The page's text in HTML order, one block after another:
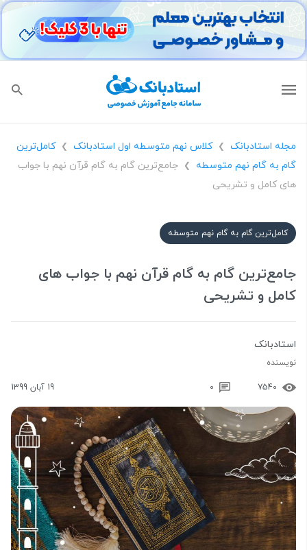
مجله استادبانک ❯ کلاس نهم متوسطه اول استادبانک ❯
کامل‌ترین
گام به گام نهم متوسطه
❯
جامع‌ترین گام به گام قرآن نهم با جواب
های کامل و تشریحی
کامل‌ترین گام به گام نهم متوسطه
جامع‌ترین گام به گام قرآن نهم با جواب های
کامل و تشریحی
استادبانک
نویسنده
7540
0 19 آبان 1399